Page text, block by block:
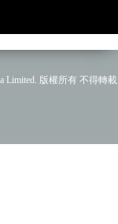
Limited. 版權所有 不得轉載